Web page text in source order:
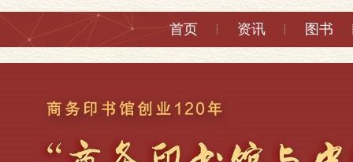
首页 资讯 图书